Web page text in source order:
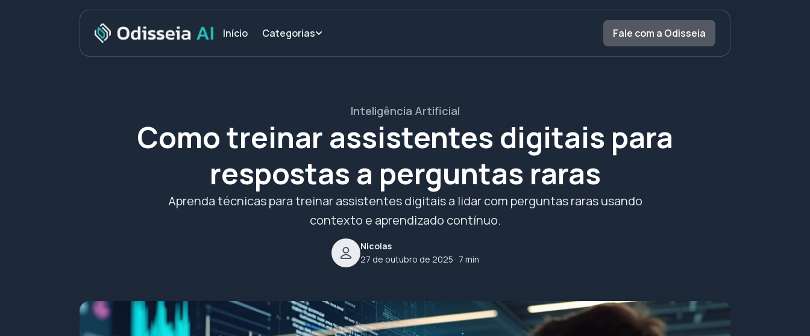
Início Categorias Fale com a Odisseia
Inteligência Artificial
Como treinar assistentes digitais para
respostas a perguntas raras
Aprenda técnicas para treinar assistentes digitais a lidar com perguntas raras usando
contexto e aprendizado contínuo.
Nicolas
27 de outubro de 2025 · 7 min